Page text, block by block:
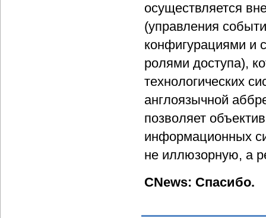
осуществляется
(управления
конфигурациями и
ролями доступа),
технологических
англоязычной
позволяет
информационных
не иллюзорную, а
CNews: Спасибо.